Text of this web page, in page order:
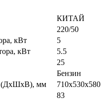
КИТАЙ
220/50
кВт
5
кВт
5.5
25
Бензин
(ДхШхВ), мм
710х530х580
83